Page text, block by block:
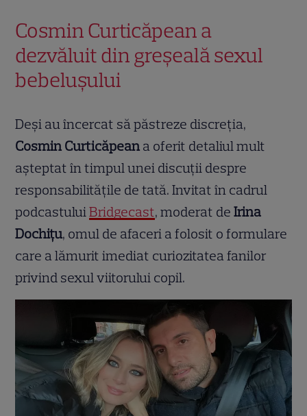
Cosmin Curticăpean a
dezvăluit din greșeală sexul
bebelușului
Deși au încercat să păstreze discreția,
Cosmin Curticăpean a oferit detaliul mult
așteptat în timpul unei discuții despre
responsabilitățile de tată. Invitat în cadrul
podcastuluiBridgecast, moderat deIrina
Dochițu, omul de afaceri a folosit o formulare
care a lămurit imediat curiozitatea fanilor
privind sexul viitorului copil.